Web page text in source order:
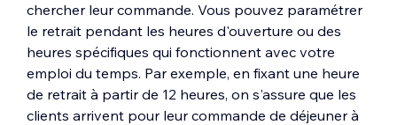
chercher leur commande. Vous pouvez paramétrer
le retrait pendant les heures d'ouverture ou des
heures spécifiques qui fonctionnent avec votre
emploi du temps. Par exemple, en fixant une heure
de retrait à partir de 12 heures, on s'assure que les
clients arrivent pour leur commande de déjeuner à